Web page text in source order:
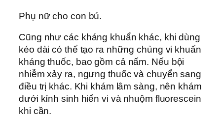
Phụ nữ cho con bú.
Cũng như các kháng khuẩn khác, khi dùng
kéo dài có thể tạo ra những chủng vi khuẩn
kháng thuốc, bao gồm cả nấm. Nếu bội
nhiễm xảy ra, ngưng thuốc và chuyển sang
điều trị khác. Khi khám lâm sàng, nên khám
dưới kính sinh hiển vi và nhuộm fluorescein
khi cần.